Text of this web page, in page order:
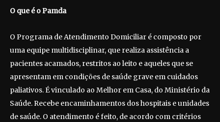
O que é o Pamda
O Programa de Atendimento Domiciliar é composto por
uma equipe multidisciplinar, que realiza assistência a
pacientes acamados, restritos ao leito e aqueles que se
apresentam em condições de saúde grave em cuidados
paliativos. É vinculado ao Melhor em Casa, do Ministério da
Saúde. Recebe encaminhamentos dos hospitais e unidades
de saúde. O atendimento é feito, de acordo com critérios